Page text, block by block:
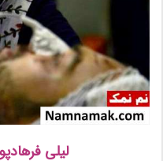
لیلی